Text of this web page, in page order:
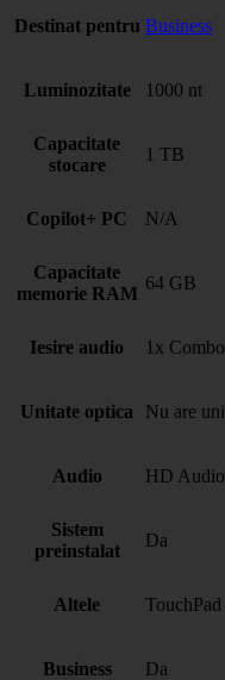
Destinat pentru Business
Luminozitate 1000 nt
Capacitate
stocare
1 TB
Copilot+ PC N/A
Capacitate
memorie RAM
64 GB
Iesire audio 1x Combo
Unitate optica Nu are
Audio HD
Sistem
preinstalat
Da
Altele
Business Da